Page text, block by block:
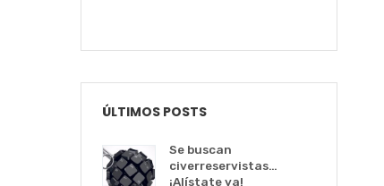
ÚLTIMOS POSTS
Se buscan
civerreservistas…
¡Alístate ya!